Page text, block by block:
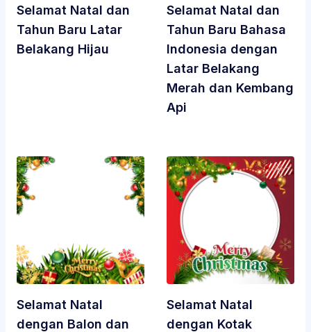
Selamat Natal dan
Tahun Baru Latar
Belakang Hijau
Selamat Natal dan
Tahun Baru Bahasa
Indonesia dengan
Latar Belakang
Merah dan Kembang
Api
Selamat Natal
dengan Balon dan
Selamat Natal
dengan Kotak